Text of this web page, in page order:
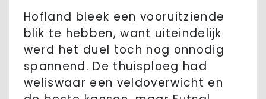
Hofland bleek een vooruitziende
blik te hebben, want uiteindelijk
werd het duel toch nog onnodig
spannend. De thuisploeg had
weliswaar een veldoverwicht en